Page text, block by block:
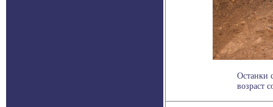
Останки
возраст